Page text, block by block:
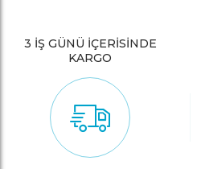
3 İŞ GÜNÜ İÇERİSİNDE
KARGO